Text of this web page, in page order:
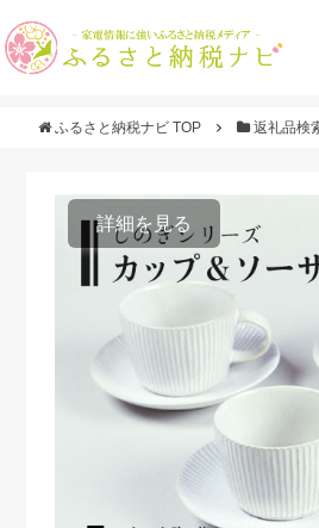
ふるさと納税ナビ TOP 返礼品検
詳細を見る